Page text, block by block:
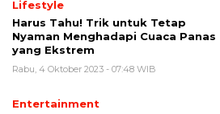
Lifestyle
Harus Tahu! Trik untuk Tetap
Nyaman Menghadapi Cuaca Panas
yang Ekstrem
Rabu, 4 Oktober 2023 - 07:48 WIB
Entertainment